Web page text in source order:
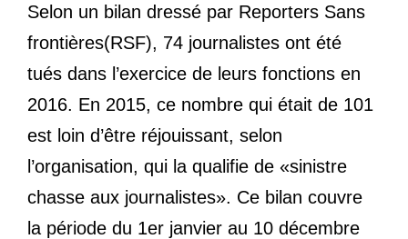
Selon un bilan dressé par Reporters Sans
frontières(RSF), 74 journalistes ont été
tués dans l’exercice de leurs fonctions en
2016. En 2015, ce nombre qui était de 101
est loin d’être réjouissant, selon
l’organisation, qui la qualifie de «sinistre
chasse aux journalistes». Ce bilan couvre
la période du 1er janvier au 10 décembre